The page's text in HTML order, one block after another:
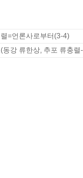
=언론사로부터(3-4)
동강 류한상, 추포 류충렬